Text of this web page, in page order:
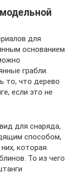
для
основанием
грабли.
то, что дерево
если это не
для снаряда,
способом,
которая
То из чего